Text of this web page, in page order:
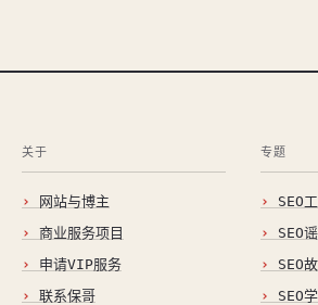
关于
网站与博主
商业服务项目
申请VIP服务
联系保哥
专题
SEO
SEO
SEO
SEO